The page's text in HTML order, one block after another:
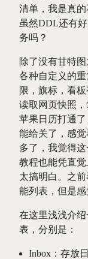
清单，我是真
虽然DDL还有
务吗？
除了没有甘特
各种自定义的
限，旗标，看
读取网页快照，
苹果日历打通
能给关了，感
多了，我觉得
教程也能凭直
太搞明白。之前
能列表，但是感
在这里浅浅介
表，分别是：
Inbox：存放